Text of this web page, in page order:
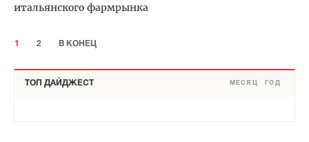
итальянского фармрынка
1 2 В КОНЕЦ
ТОП ДАЙДЖЕСТ МЕСЯЦ ГОД